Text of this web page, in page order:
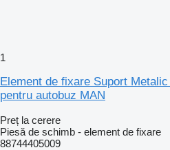
1
Element de fixare Suport
pentru autobuz MAN
Preț la cerere
Piesă de schimb - element de fixare
88744405009